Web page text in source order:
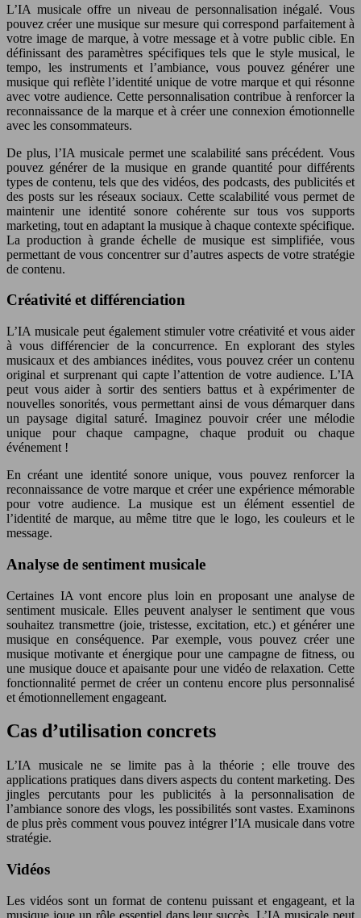
L’IA musicale offre un niveau de personnalisation inégalé. Vous
pouvez créer une musique sur mesure qui correspond parfaitement à
votre image de marque, à votre message et à votre public cible. En
définissant des paramètres spécifiques tels que le style musical, le
tempo, les instruments et l’ambiance, vous pouvez générer une
musique qui reflète l’identité unique de votre marque et qui résonne
avec votre audience. Cette personnalisation contribue à renforcer la
reconnaissance de la marque et à créer une connexion émotionnelle
avec les consommateurs.
De plus, l’IA musicale permet une scalabilité sans précédent. Vous
pouvez générer de la musique en grande quantité pour différents
types de contenu, tels que des vidéos, des podcasts, des publicités et
des posts sur les réseaux sociaux. Cette scalabilité vous permet de
maintenir une identité sonore cohérente sur tous vos supports
marketing, tout en adaptant la musique à chaque contexte spécifique.
La production à grande échelle de musique est simplifiée, vous
permettant de vous concentrer sur d’autres aspects de votre stratégie
de contenu.
Créativité et différenciation
L’IA musicale peut également stimuler votre créativité et vous aider
à vous différencier de la concurrence. En explorant des styles
musicaux et des ambiances inédites, vous pouvez créer un contenu
original et surprenant qui capte l’attention de votre audience. L’IA
peut vous aider à sortir des sentiers battus et à expérimenter de
nouvelles sonorités, vous permettant ainsi de vous démarquer dans
un paysage digital saturé. Imaginez pouvoir créer une mélodie
unique pour chaque campagne, chaque produit ou chaque
événement !
En créant une identité sonore unique, vous pouvez renforcer la
reconnaissance de votre marque et créer une expérience mémorable
pour votre audience. La musique est un élément essentiel de
l’identité de marque, au même titre que le logo, les couleurs et le
message.
Analyse de sentiment musicale
Certaines IA vont encore plus loin en proposant une analyse de
sentiment musicale. Elles peuvent analyser le sentiment que vous
souhaitez transmettre (joie, tristesse, excitation, etc.) et générer une
musique en conséquence. Par exemple, vous pouvez créer une
musique motivante et énergique pour une campagne de fitness, ou
une musique douce et apaisante pour une vidéo de relaxation. Cette
fonctionnalité permet de créer un contenu encore plus personnalisé
et émotionnellement engageant.
Cas d’utilisation concrets
L’IA musicale ne se limite pas à la théorie ; elle trouve des
applications pratiques dans divers aspects du content marketing. Des
jingles percutants pour les publicités à la personnalisation de
l’ambiance sonore des vlogs, les possibilités sont vastes. Examinons
de plus près comment vous pouvez intégrer l’IA musicale dans votre
stratégie.
Vidéos
Les vidéos sont un format de contenu puissant et engageant, et la
musique joue un rôle essentiel dans leur succès. L’IA musicale peut